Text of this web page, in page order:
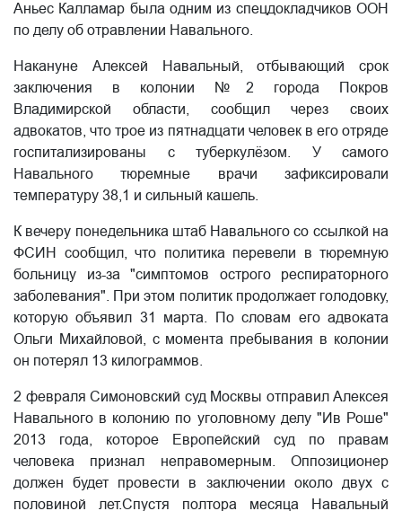
Аньес Калламар была одним из спецдокладчиков ООН
по делу об отравлении Навального.
Накануне Алексей Навальный, отбывающий срок
заключения в колонии №2 города Покров
Владимирской области, сообщил через своих
адвокатов, что трое из пятнадцати человек в его отряде
госпитализированы с туберкулёзом. У самого
Навального тюремные врачи зафиксировали
температуру 38,1 и сильный кашель.
К вечеру понедельника штаб Навального со ссылкой на
ФСИН сообщил, что политика перевели в тюремную
больницу из-за "симптомов острого респираторного
заболевания". При этом политик продолжает голодовку,
которую объявил 31 марта. По словам его адвоката
Ольги Михайловой, с момента пребывания в колонии
он потерял 13 килограммов.
2 февраля Симоновский суд Москвы отправил Алексея
Навального в колонию по уголовному делу "Ив Роше"
2013 года, которое Европейский суд по правам
человека признал неправомерным. Оппозиционер
должен будет провести в заключении около двух с
половиной лет.Спустя полтора месяца Навальный